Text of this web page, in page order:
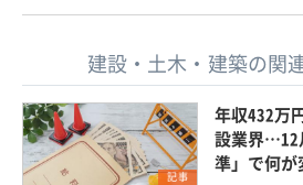
建設・土木・建築の関
記事
年収432万
設業界…12
準」で何が